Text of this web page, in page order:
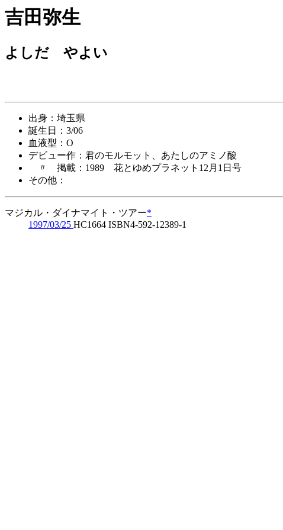
吉田弥生
よしだ やよい
出身：埼玉県
誕生日：3/06
血液型：O
デビュー作：君のモルモット、あたしのアミノ酸
〃 掲載：1989 花とゆめプラネット12月1日号
その他：
マジカル・ダイナマイト・ツアー*
1997/03/25 HC1664 ISBN4-592-12389-1